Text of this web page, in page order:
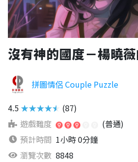
沒有神的國度－楊曉
拼圖情侶 Couple Puzzle
4.5 ★★★★★ (87)
遊戲難度
(普通)
預計時間 1小時 0分鐘
瀏覽次數 8848